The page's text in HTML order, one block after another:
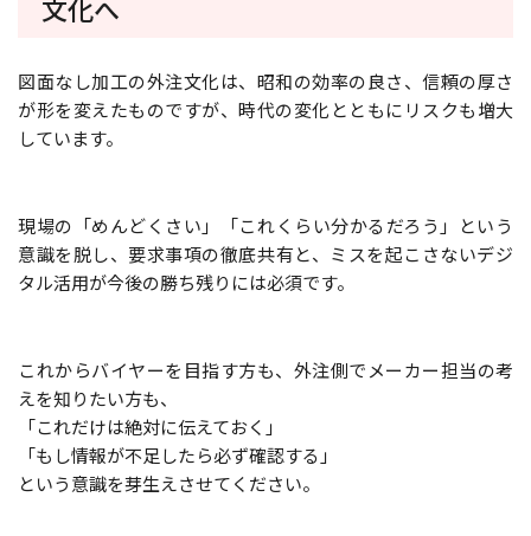
文化へ
図面なし加工の外注文化は、昭和の効率の良さ、信頼の厚さ
が形を変えたものですが、時代の変化とともにリスクも増大
しています。
現場の「めんどくさい」「これくらい分かるだろう」という
意識を脱し、要求事項の徹底共有と、ミスを起こさないデジ
タル活用が今後の勝ち残りには必須です。
これからバイヤーを目指す方も、外注側でメーカー担当の考
えを知りたい方も、
「これだけは絶対に伝えておく」
「もし情報が不足したら必ず確認する」
という意識を芽生えさせてください。